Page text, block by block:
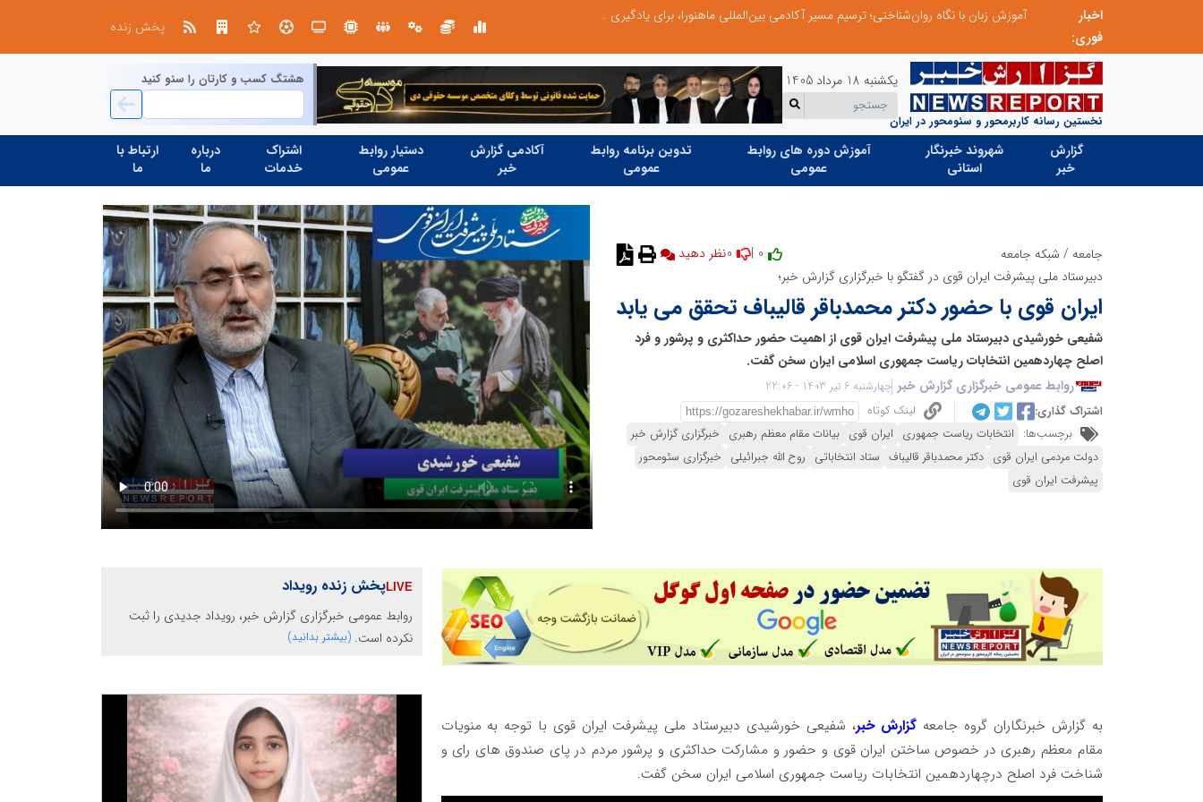
اخبار
فوری:
آموزش زبان با نگاه روان‌شناختی؛ ترسیم مسیر آکادمی بین‌المللی ماهنورا، برای یادگیری اثربخش
پخش زنده
نخستین رسانه کاربرمحور و سئومحور در ایران
یکشنبه 18 مرداد 1405 هشتگ کسب و کارتان را سئو کنید
گزارش
خبر
شهروند خبرنگار
استانی
آموزش دوره های روابط
عمومی
تدوین برنامه روابط
عمومی
آکادمی گزارش
خبر
دستیار روابط
عمومی
اشتراک
خدمات
درباره
ما
ارتباط با
ما
جامعه / شبکه جامعه
دبیرستاد ملی پیشرفت ایران قوی در گفتگو با خبرگزاری گزارش خبر؛
ایران قوی با حضور دکتر محمدباقر قالیباف تحقق می یابد
شفیعی خورشیدی دبیرستاد ملی پیشرفت ایران قوی از اهمیت حضور حداکثری و پرشور و فرد
اصلح چهاردهمین انتخابات ریاست جمهوری اسلامی ایران سخن گفت.
روابط عمومی خبرگزاری گزارش خبر چهارشنبه 6 تیر 1403 - 22:06
اشتراک گذاری:
لینک کوتاه
برچسب‌ها: انتخابات ریاست جمهوری ایران قوی بیانات مقام معظم رهبری خبرگزاری گزارش خبر
دولت مردمی ایران قوی دکتر محمدباقر قالیباف ستاد انتخاباتی روح الله جبرائیلی خبرگزاری سئومحور
پیشرفت ایران قوی
به گزارش خبرنگاران گروه جامعه گزارش خبر، شفیعی خورشیدی دبیرستاد ملی پیشرفت ایران قوی با توجه به منویات
مقام معظم رهبری در خصوص ساختن ایران قوی و حضور و مشارکت حداکثری و پرشور مردم در پای صندوق های رای و
شناخت فرد اصلح درچهاردهمین انتخابات ریاست جمهوری اسلامی ایران سخن گفت.
پخش زنده رویداد
روابط عمومی خبرگزاری گزارش خبر، رویداد جدیدی را ثبت
نکرده است. (بیشتر بدانید)